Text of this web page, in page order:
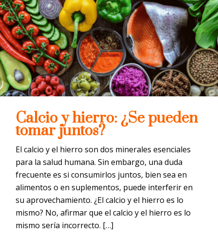
Calcio y hierro: ¿Se pueden
tomar juntos?
El calcio y el hierro son dos minerales esenciales
para la salud humana. Sin embargo, una duda
frecuente es si consumirlos juntos, bien sea en
alimentos o en suplementos, puede interferir en
su aprovechamiento. ¿El calcio y el hierro es lo
mismo? No, afirmar que el calcio y el hierro es lo
mismo sería incorrecto. […]